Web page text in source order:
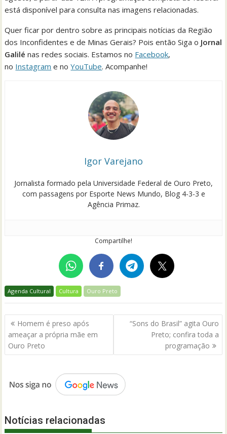
está disponível para consulta nas imagens relacionadas.
Quer ficar por dentro sobre as principais notícias da Região
dos Inconfidentes e de Minas Gerais? Pois então Siga o Jornal
Galilé nas redes sociais. Estamos no Facebook,
no Instagram e noYouTube. Acompanhe!
Igor Varejano
Jornalista formado pela Universidade Federal de Ouro Preto,
com passagens por Esporte News Mundo, Blog 4-3-3 e
Agência Primaz.
Compartilhe!
Agenda Cultural Cultura Ouro Preto
Navegação
de
Post
Homem é preso após
ameaçar a própria mãe em
Ouro Preto
“Sons do Brasil” agita Ouro
Preto; confira toda a
programação
Notícias relacionadas